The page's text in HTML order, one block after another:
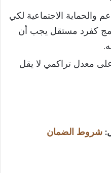
والحماية الاجتماعية لكي
كفرد مستقل يجب أن
معدل تراكمي لا يقل
شروط الضمان